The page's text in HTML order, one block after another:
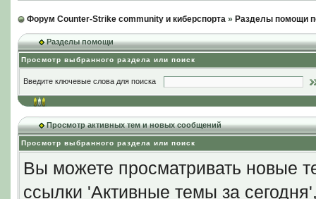
Форум Counter-Strike community и киберспорта» Разделы помощи
Разделы помощи
Просмотр выбранного раздела или поиск
Введите ключевые слова для поиска
Просмотр активных тем и новых сообщений
Просмотр выбранного раздела или поиск
Вы можете просматривать новые
ссылки 'Активные темы за